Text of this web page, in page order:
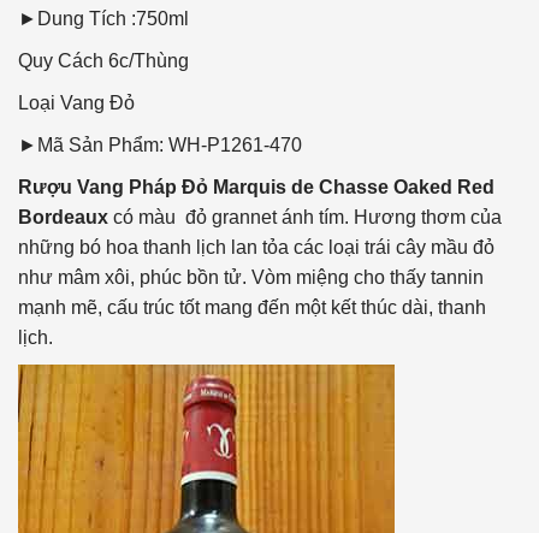
►Dung Tích :750ml
Quy Cách 6c/Thùng
Loại Vang Đỏ
►Mã Sản Phẩm: WH-P1261-470
Rượu Vang Pháp Đỏ Marquis de Chasse Oaked Red
Bordeaux có màu đỏ grannet ánh tím. Hương thơm của
những bó hoa thanh lịch lan tỏa các loại trái cây mầu đỏ
như mâm xôi, phúc bồn tử. Vòm miệng cho thấy tannin
mạnh mẽ, cấu trúc tốt mang đến một kết thúc dài, thanh
lịch.